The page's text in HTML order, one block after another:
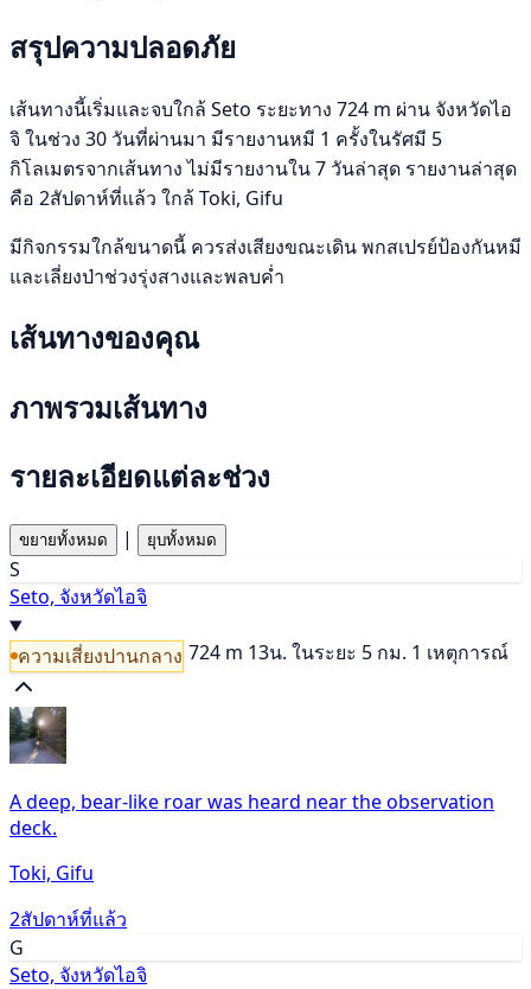
สรุปความปลอดภัย
เส้นทางนี้เริ่มและจบใกล้ Seto ระยะทาง 724 m ผ่าน จังหวัดไอ
จิ ในช่วง 30 วันที่ผ่านมา มีรายงานหมี 1 ครั้งในรัศมี 5
กิโลเมตรจากเส้นทาง ไม่มีรายงานใน 7 วันล่าสุด รายงานล่าสุด
คือ 2สัปดาห์ที่แล้ว ใกล้ Toki, Gifu
มีกิจกรรมใกล้ขนาดนี้ ควรส่งเสียงขณะเดิน พกสเปรย์ป้องกันหมี
และเลี่ยงป่าช่วงรุ่งสางและพลบค่ำ
เส้นทางของคุณ
ภาพรวมเส้นทาง
รายละเอียดแต่ละช่วง
ขยายทั้งหมด | ยุบทั้งหมด
S
Seto, จังหวัดไอจิ
ความเสี่ยงปานกลาง 724 m 13น. ในระยะ 5 กม. 1 เหตุการณ์
A deep, bear-like roar was heard near the observation
deck.
Toki, Gifu
2สัปดาห์ที่แล้ว
G
Seto, จังหวัดไอจิ